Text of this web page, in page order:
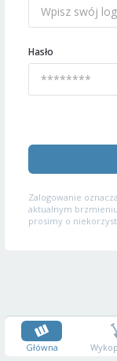
Hasło
Zalogowanie
aktualnym
prosimy o
Główna